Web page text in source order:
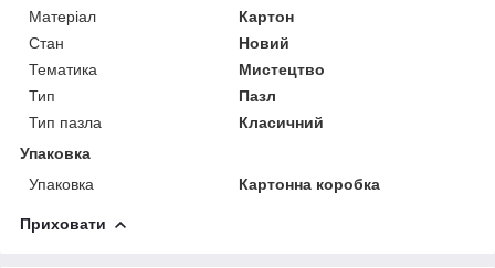
Матеріал
Картон
Стан
Новий
Тематика
Мистецтво
Тип
Пазл
Тип пазла
Класичний
Упаковка
Упаковка
Картонна коробка
Приховати